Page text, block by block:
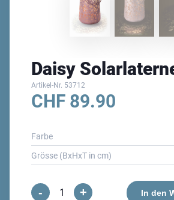
Daisy
Artikel-Nr. 53712
CHF 89.90
Farbe
Grösse (BxHxT in cm)
-
Daisy
+ In den